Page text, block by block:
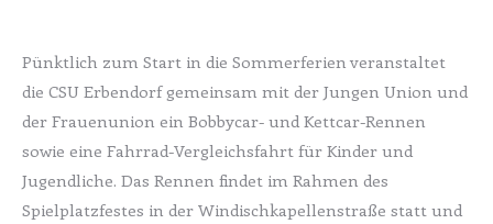
Pünktlich zum Start in die Sommerferien veranstaltet
die CSU Erbendorf gemeinsam mit der Jungen Union und
der Frauenunion ein Bobbycar- und Kettcar-Rennen
sowie eine Fahrrad-Vergleichsfahrt für Kinder und
Jugendliche. Das Rennen findet im Rahmen des
Spielplatzfestes in der Windischkapellenstraße statt und